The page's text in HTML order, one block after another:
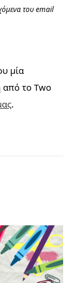
του email
μία
από το Two
.